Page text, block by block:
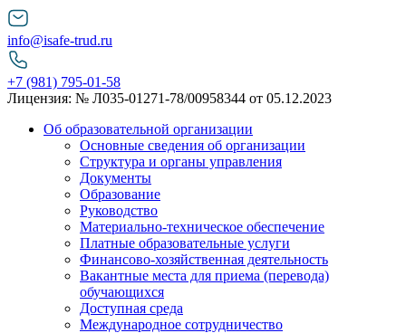
info@isafe-trud.ru
+7 (981) 795-01-58
Лицензия: № Л035-01271-78/00958344 от 05.12.2023
Об образовательной организации
Основные сведения об организации
Структура и органы управления
Документы
Образование
Руководство
Материально-техническое обеспечение
Платные образовательные услуги
Финансово-хозяйственная деятельность
Вакантные места для приема (перевода)
обучающихся
Доступная среда
Международное сотрудничество